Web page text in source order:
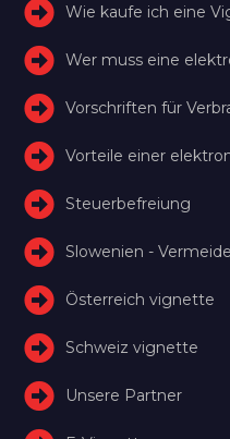
Wie kaufe ich eine
Wer muss eine
Vorschriften für
Vorteile einer
Steuerbefreiung
Slowenien -
Österreich vignette
Schweiz vignette
Unsere Partner